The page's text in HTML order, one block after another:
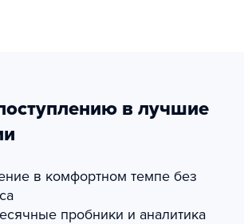
в лучшие
в комфортном темпе без
пробники и аналитика